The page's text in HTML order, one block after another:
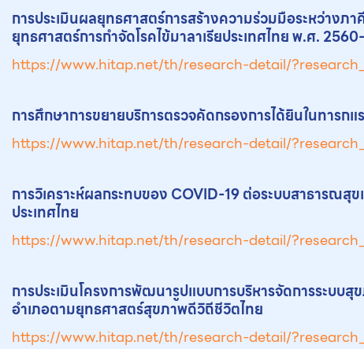
การประเมินผลยุทธศาสตร์การสร้างความร่วมมือระหว่างภ
ยุทธศาสตร์การกำจัดโรคไข้มาลาเรียประเทศไทย พ.ศ.
https://www.hitap.net/th/research-detail/
การศึกษาการขยายบริการตรวจคัดกรองการได้ยินในทารก
https://www.hitap.net/th/research-detail/
การวิเคราะห์ผลกระทบของ COVID-19 ต่อระบบสาธารณ
ประเทศไทย
https://www.hitap.net/th/research-detail/
การประเมินโครงการพัฒนารูปแบบการบริหารจัดการระบบ
อำเภอตามยุทธศาสตร์สุขภาพดีวิถีชีวิตไทย
https://www.hitap.net/th/research-detail/